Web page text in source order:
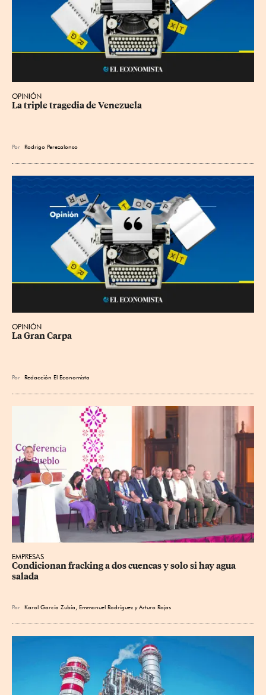
OPINIÓN
La triple tragedia de Venezuela
Por Rodrigo Perezalonso
OPINIÓN
La Gran Carpa
Por Redacción El Economista
EMPRESAS
Condicionan fracking a dos cuencas y solo si hay agua
salada
Por Karol García Zubía, Emmanuel Rodríguez yArturo Rojas